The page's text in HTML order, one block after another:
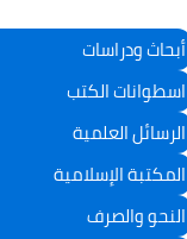
أبحاث ودراسات
اسطوانات الكتب
الرسائل العلمية
المكتبة الإسلامية
النحو والصرف